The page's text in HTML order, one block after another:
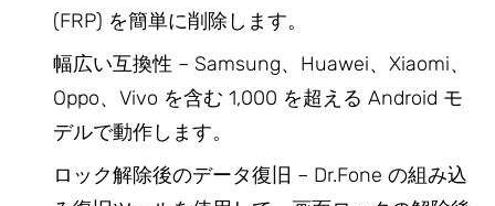
(FRP) を簡単に削除します。
幅広い互換性 – Samsung、Huawei、Xiaomi、
Oppo、Vivo を含む 1,000 を超える Android モ
デルで動作します。
ロック解除後のデータ復旧 – Dr.Fone の組み込